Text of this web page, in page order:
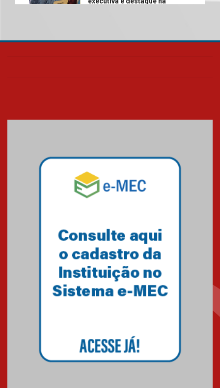
caminhos da felicidade
Segundo dia da Recepção aos
Nova apresentação do Centro
Universidade Mackenzie
realizará nova edição da Feira
EducationUSA
sistemas solares residenciais
04.08.2026